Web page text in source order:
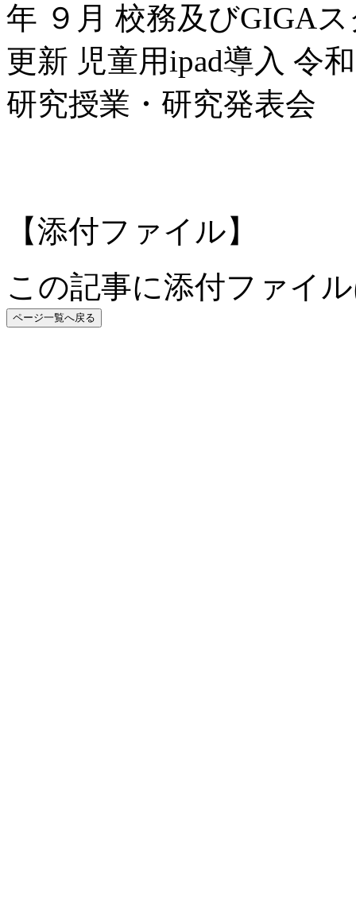
年 ９月 校務及びGIGA
更新 児童用ipad導入 令
研究授業・研究発表会
【添付ファイル】
この記事に添付ファイ